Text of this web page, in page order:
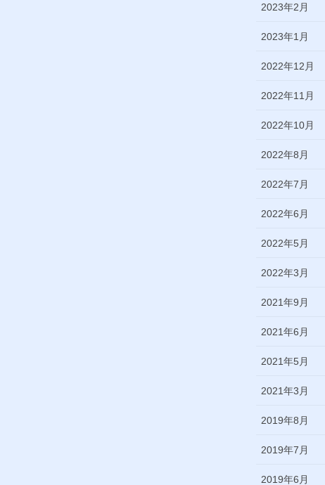
2023年2月
2023年1月
2022年12月
2022年11月
2022年10月
2022年8月
2022年7月
2022年6月
2022年5月
2022年3月
2021年9月
2021年6月
2021年5月
2021年3月
2019年8月
2019年7月
2019年6月